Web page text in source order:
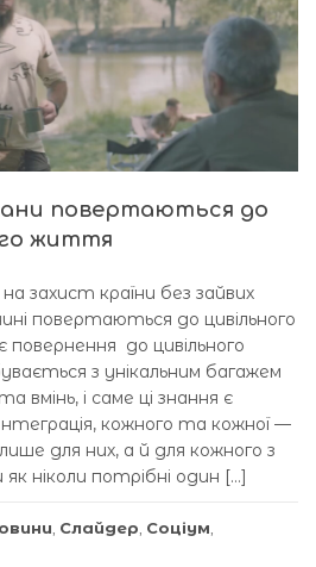
повертаються до
життя
захист країни без зайвих
повертаються до цивільного
до цивільного
з унікальним багажем
вмінь, і саме ці знання є
кожного та кожної —
для них, а й для кожного з
ніколи потрібні один […]
Слайдер Соціум